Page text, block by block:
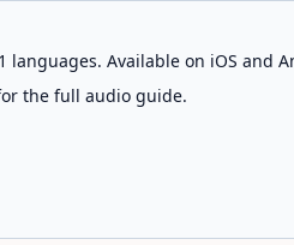
Available on iOS and
the full audio guide.